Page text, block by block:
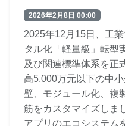
2026年2月8日 00:00
2025年12月15日、工
タル化「軽量級」転型
及び関連標準体系を正
高5,000万元以下の中
壁、モジュール化、複
筋をカスタマイズしま
アプリのエコシステム